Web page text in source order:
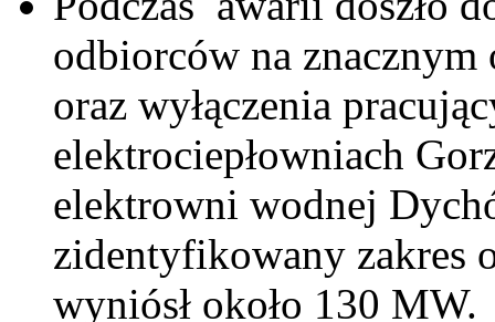
odbiorców na znacznym
oraz wyłączenia
elektrociepłowniach
elektrowni wodnej
zidentyfikowany zakres
wyniósł około 130 MW.